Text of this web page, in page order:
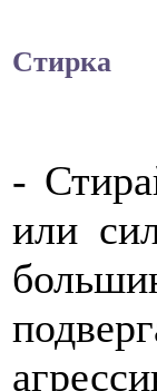
Стирка
-
или